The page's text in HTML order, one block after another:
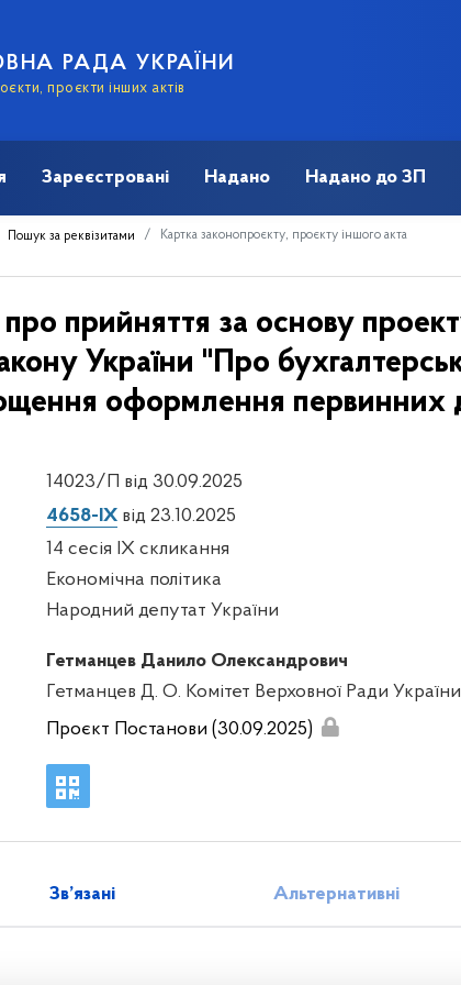
РАДА УКРАЇНИ
проєкти інших актів
Зареєстровані Надано Надано до ЗП
Пошук за реквізитами Картка законопроєкту, проєкту іншого акта
прийняття за основу
України "Про
оформлення первинних
14023/П від 30.09.2025
4658-IX від 23.10.2025
14 сесія IX скликання
Економічна політика
Народний депутат України
Гетманцев Данило Олександрович
Гетманцев Д. О. Комітет Верховної Ради
Проєкт Постанови (30.09.2025)
Зв’язані Альтернативні